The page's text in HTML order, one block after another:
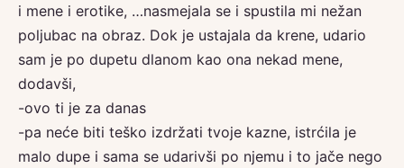
i mene i erotike, …nasmejala se i spustila mi nežan
poljubac na obraz. Dok je ustajala da krene, udario
sam je po dupetu dlanom kao ona nekad mene,
dodavši,
-ovo ti je za danas
-pa neće biti teško izdržati tvoje kazne, istrćila je
malo dupe i sama se udarivši po njemu i to jače nego